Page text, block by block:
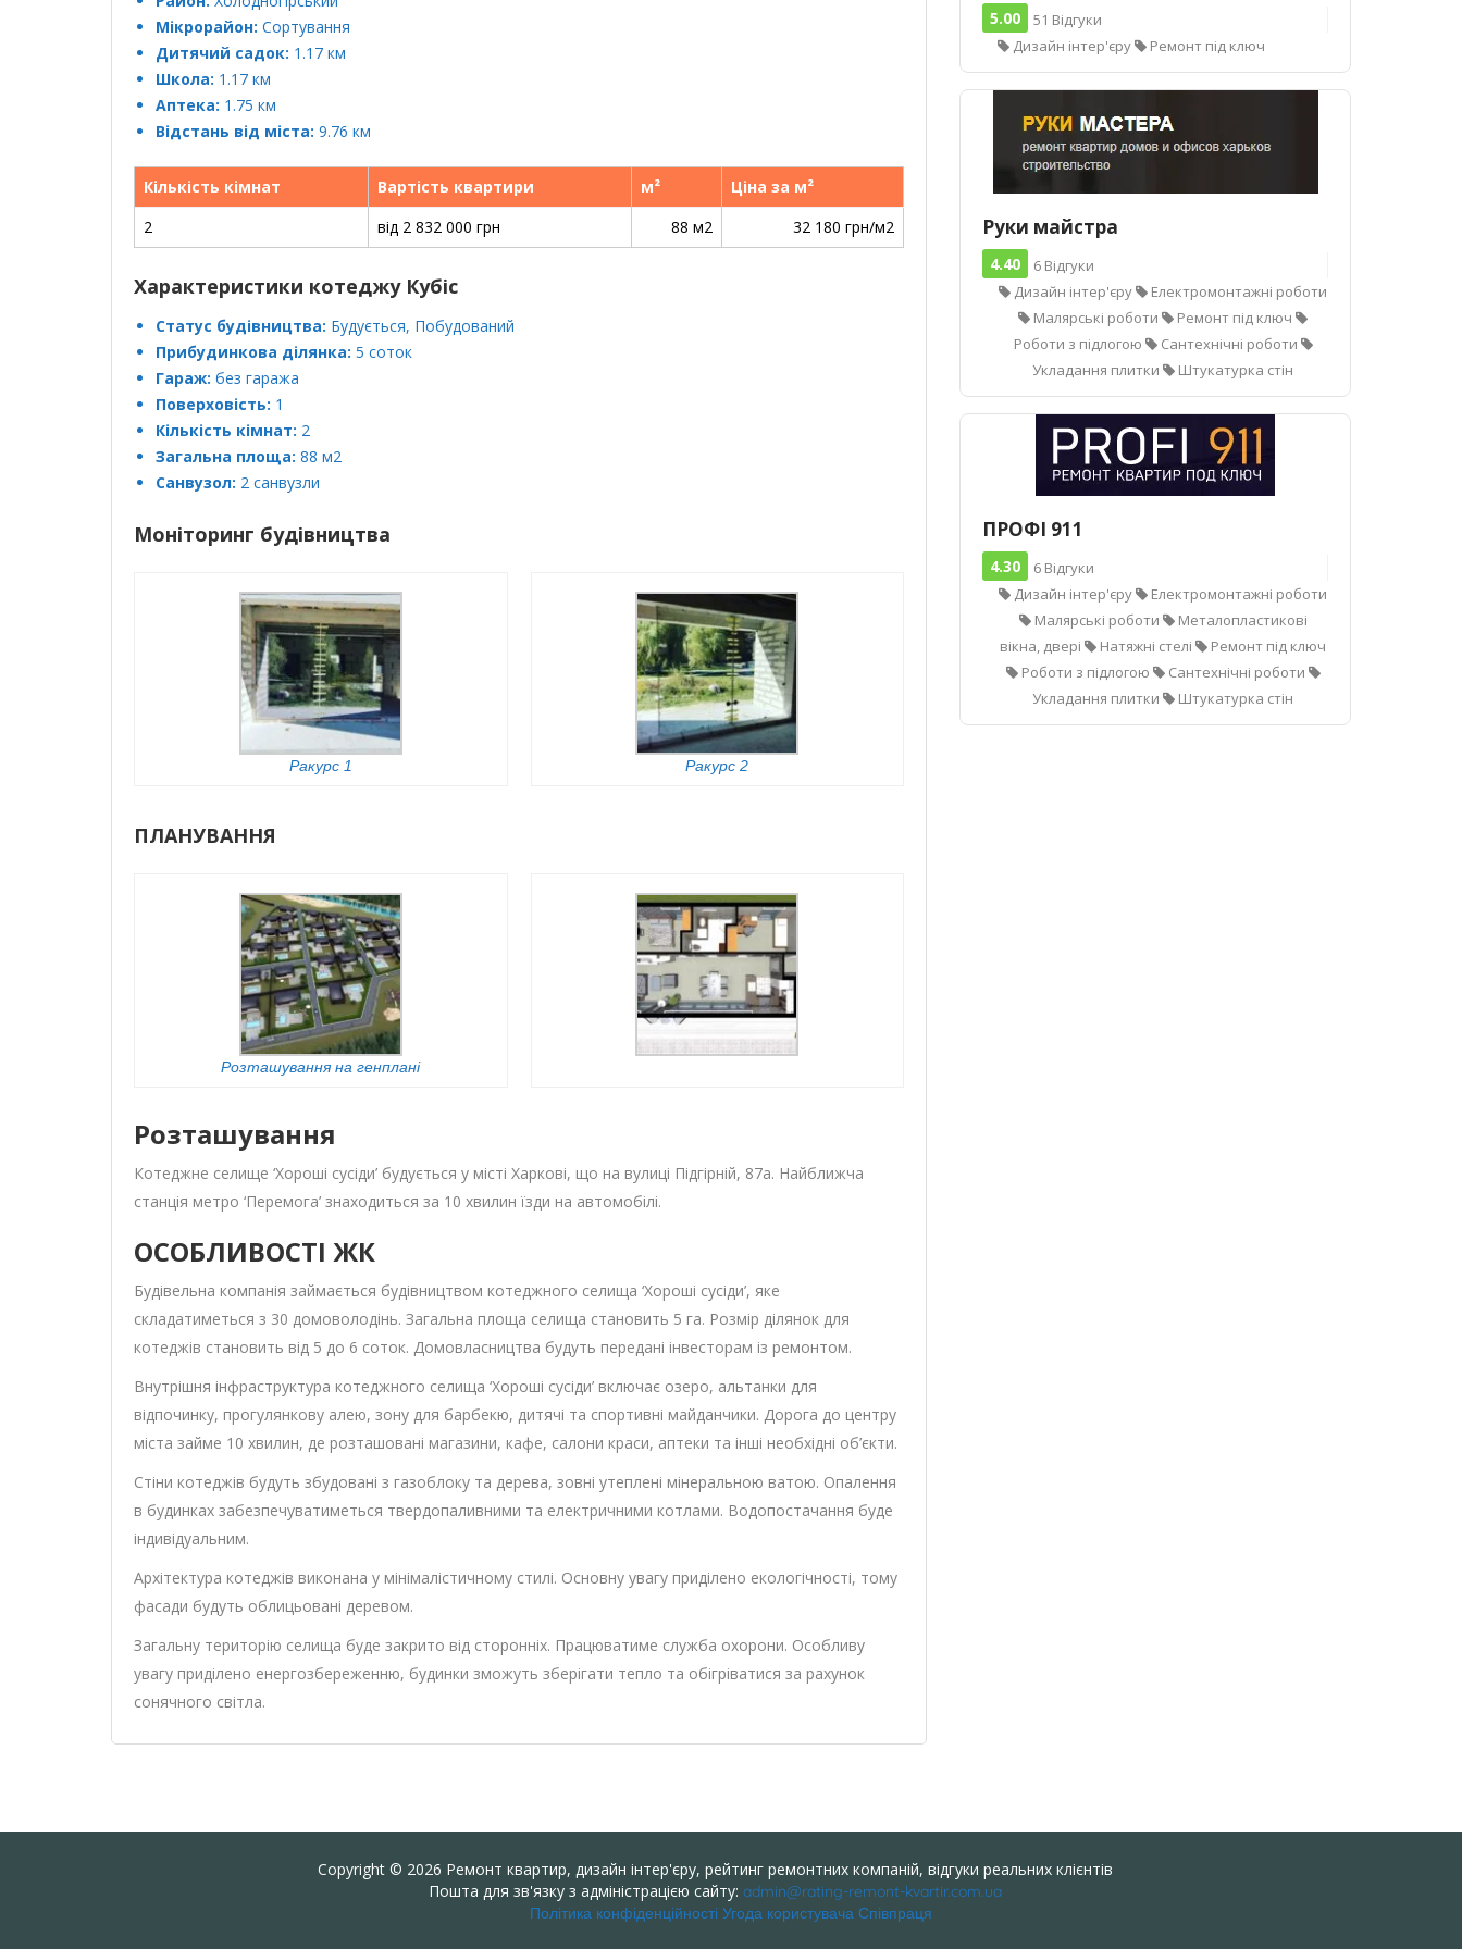
Мікрорайон: Сортування
Дитячий садок: 1.17 км
Школа: 1.17 км
Аптека: 1.75 км
Відстань від міста: 9.76 км
Кількість кімнат Вартість квартири м²
Ціна за м²
2
від 2 832 000 грн 88 м2 32 180 грн/м2
Характеристики котеджу Кубіс
Статус будівництва: Будується, Побудований
Прибудинкова ділянка: 5 соток
Гараж: без гаража
Поверховість: 1
Кількість кімнат: 2
Загальна площа: 88 м2
Санвузол: 2 санвузли
Моніторинг будівництва
Ракурс 1 Ракурс 2
ПЛАНУВАННЯ
Розташування на генплані
Розташування
Котеджне селище ‘Хороші сусіди’ будується у місті Харкові, що на вулиці Підгірній, 87а. Найближча
станція метро ‘Перемога’ знаходиться за 10 хвилин їзди на автомобілі.
ОСОБЛИВОСТІ ЖК
Будівельна компанія займається будівництвом котеджного селища ‘Хороші сусіди’, яке
складатиметься з 30 домоволодінь. Загальна площа селища становить 5 га. Розмір ділянок для
котеджів становить від 5 до 6 соток. Домовласництва будуть передані інвесторам із ремонтом.
Внутрішня інфраструктура котеджного селища ‘Хороші сусіди’ включає озеро, альтанки для
відпочинку, прогулянкову алею, зону для барбекю, дитячі та спортивні майданчики. Дорога до центру
міста займе 10 хвилин, де розташовані магазини, кафе, салони краси, аптеки та інші необхідні об’єкти.
Стіни котеджів будуть збудовані з газоблоку та дерева, зовні утеплені мінеральною ватою. Опалення
в будинках забезпечуватиметься твердопаливними та електричними котлами. Водопостачання буде
індивідуальним.
Архітектура котеджів виконана у мінімалістичному стилі. Основну увагу приділено екологічності, тому
фасади будуть облицьовані деревом.
Загальну територію селища буде закрито від сторонніх. Працюватиме служба охорони. Особливу
увагу приділено енергозбереженню, будинки зможуть зберігати тепло та обігріватися за рахунок
сонячного світла.
5.00
51 Відгуки
Дизайн інтер'єру
Ремонт під ключ
Руки майстра
4.40
6 Відгуки
Дизайн інтер'єру
Електромонтажні роботи
Малярські роботи
Ремонт під ключ
Роботи з підлогою
Сантехнічні роботи
Укладання плитки
Штукатурка стін
ПРОФІ 911
4.30
6 Відгуки
Дизайн інтер'єру
Електромонтажні роботи
Малярські роботи
Металопластикові
вікна, двері
Натяжні стелі
Ремонт під ключ
Роботи з підлогою
Сантехнічні роботи
Укладання плитки
Штукатурка стін
Copyright © 2026 Ремонт квартир, дизайн інтер'єру, рейтинг ремонтних компаній, відгуки реальних клієнтів
Пошта для зв'язку з адміністрацією сайту: admin@rating-remont-kvartir.com.ua
Політика конфіденційності Угода користувача Співпраця